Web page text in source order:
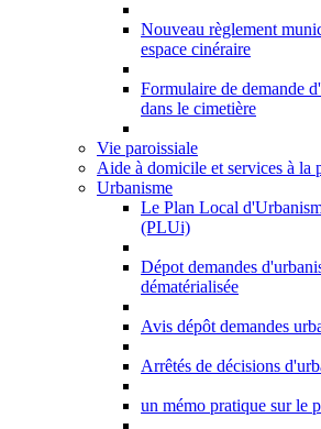
Nouveau règlement
espace cinéraire
Formulaire de demande
dans le cimetière
Vie paroissiale
Aide à domicile et services à la
Urbanisme
Le Plan Local
(PLUi)
Dépot demandes
dématérialisée
Avis dépôt demandes
Arrêtés de décisions
un mémo pratique sur le